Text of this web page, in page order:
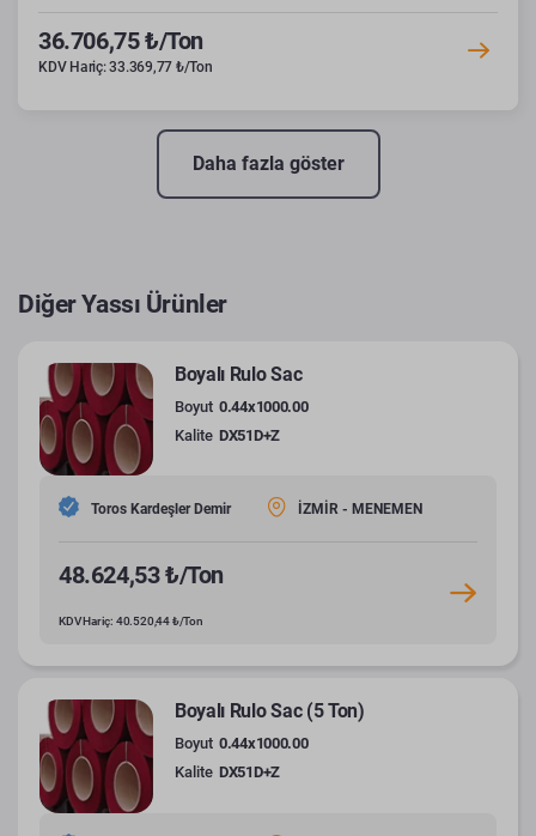
36.706,75 ₺/Ton
KDV Hariç: 33.369,77 ₺/Ton
Daha fazla göster
Diğer Yassı Ürünler
Boyalı Rulo Sac
Boyut 0.44x1000.00
Kalite DX51D+Z
Toros Kardeşler Demir İZMİR - MENEMEN
48.624,53 ₺/Ton
KDV Hariç: 40.520,44 ₺/Ton
Boyalı Rulo Sac (5 Ton)
Boyut 0.44x1000.00
Kalite DX51D+Z